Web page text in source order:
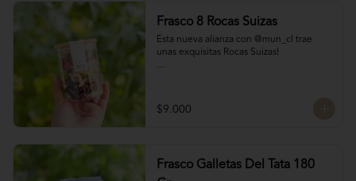
Frasco 8 Rocas Suizas
Esta nueva alianza con @mun_cl trae
unas exquisitas Rocas Suizas!
chocolate
Chocolate de leche
$9.000
Frasco Galletas Del Tata 180